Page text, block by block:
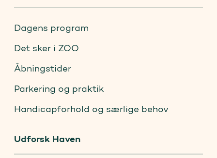
Dagens program
Det sker i ZOO
Åbningstider
Parkering og praktik
Handicapforhold og særlige behov
Udforsk Haven